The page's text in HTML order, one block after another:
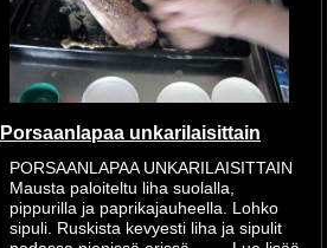
Porsaanlapaa unkarilaisittain
PORSAANLAPAA UNKARILAISITTAIN
Mausta paloiteltu liha suolalla,
pippurilla ja paprikajauheella. Lohko
sipuli. Ruskista kevyesti liha ja sipulit